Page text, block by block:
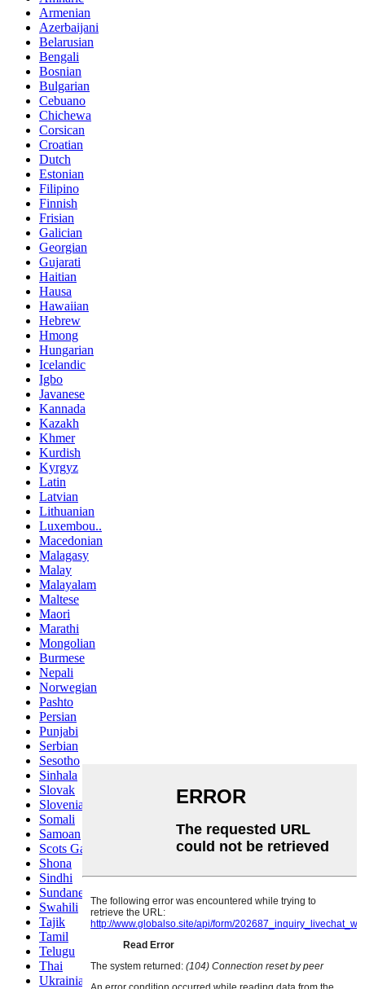
Armenian
Azerbaijani
Belarusian
Bengali
Bosnian
Bulgarian
Cebuano
Chichewa
Corsican
Croatian
Dutch
Estonian
Filipino
Finnish
Frisian
Galician
Georgian
Gujarati
Haitian
Hausa
Hawaiian
Hebrew
Hmong
Hungarian
Icelandic
Igbo
Javanese
Kannada
Kazakh
Khmer
Kurdish
Kyrgyz
Latin
Latvian
Lithuanian
Luxembou..
Macedonian
Malagasy
Malay
Malayalam
Maltese
Maori
Marathi
Mongolian
Burmese
Nepali
Norwegian
Pashto
Persian
Punjabi
Serbian
Sesotho
Sinhala
Slovak
Slovenian
Somali
Samoan
Scots Gaelic
Shona
Sindhi
Sundanese
Swahili
Tajik
Tamil
Telugu
Thai
Ukrainian